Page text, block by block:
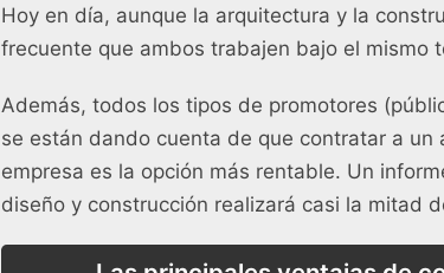
Hoy en día, aunque la arquitectura y la
frecuente que ambos trabajen bajo el mismo
Además, todos los tipos de promotores
se están dando cuenta de que contratar a
empresa es la opción más rentable. Un
diseño y construcción realizará casi la mitad